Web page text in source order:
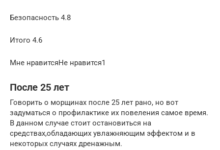
Безопасность 4.8
Итого 4.6
Мне нравитсяНе нравится1
После 25 лет
Говорить о морщинах после 25 лет рано, но вот
задуматься о профилактике их повеления самое время.
В данном случае стоит остановиться на
средствах,обладающих увлажняющим эффектом и в
некоторых случаях дренажным.